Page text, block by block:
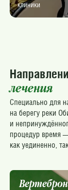
клиники
лечения
Специально для
на берегу реки
и
процедур время
как уединенно,